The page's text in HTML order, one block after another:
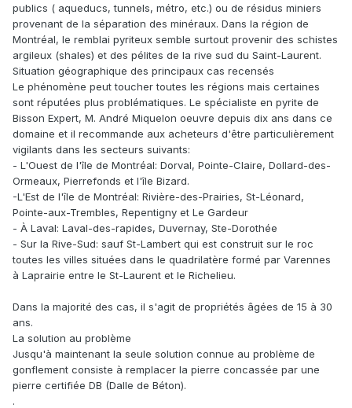
publics ( aqueducs, tunnels, métro, etc.) ou de résidus miniers
provenant de la séparation des minéraux. Dans la région de
Montréal, le remblai pyriteux semble surtout provenir des schistes
argileux (shales) et des pélites de la rive sud du Saint-Laurent.
Situation géographique des principaux cas recensés
Le phénomène peut toucher toutes les régions mais certaines
sont réputées plus problématiques. Le spécialiste en pyrite de
Bisson Expert, M. André Miquelon oeuvre depuis dix ans dans ce
domaine et il recommande aux acheteurs d'être particulièrement
vigilants dans les secteurs suivants:
- L'Ouest de l'île de Montréal: Dorval, Pointe-Claire, Dollard-des-
Ormeaux, Pierrefonds et l'île Bizard.
-L'Est de l'île de Montréal: Rivière-des-Prairies, St-Léonard,
Pointe-aux-Trembles, Repentigny et Le Gardeur
- À Laval: Laval-des-rapides, Duvernay, Ste-Dorothée
- Sur la Rive-Sud: sauf St-Lambert qui est construit sur le roc
toutes les villes situées dans le quadrilatère formé par Varennes
à Laprairie entre le St-Laurent et le Richelieu.
Dans la majorité des cas, il s'agit de propriétés âgées de 15 à 30
ans.
La solution au problème
Jusqu'à maintenant la seule solution connue au problème de
gonflement consiste à remplacer la pierre concassée par une
pierre certifiée DB (Dalle de Béton).
.